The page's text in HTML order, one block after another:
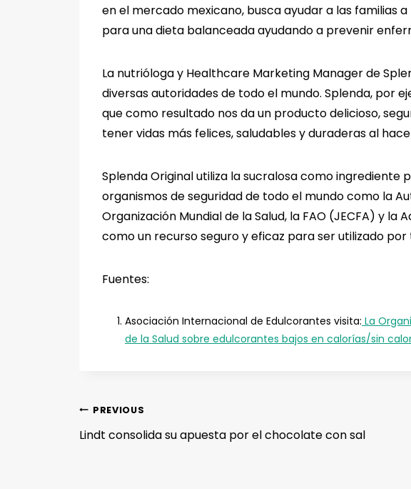
en el mercado mexicano, busca ayudar a las familias
para una dieta balanceada ayudando a prevenir
La nutrióloga y Healthcare Marketing Manager de
diversas autoridades de todo el mundo. Splenda, por
que como resultado nos da un producto delicioso,
tener vidas más felices, saludables y duraderas al
Splenda Original utiliza la sucralosa como
organismos de seguridad de todo el mundo como la
Organización Mundial de la Salud, la FAO (JECFA) y
como un recurso seguro y eficaz para ser utilizado
Fuentes:
Asociación Internacional de Edulcorantes visita: La
de la Salud sobre edulcorantes bajos en calorías/sin
PREVIOUS
Lindt consolida su apuesta por el chocolate con sal